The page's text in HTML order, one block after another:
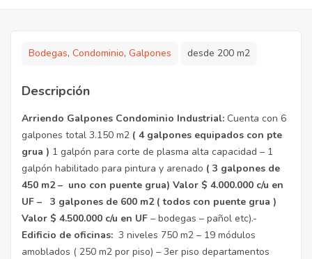
Bodegas, Condominio, Galpones desde 200 m2
Descripción
Arriendo Galpones Condominio Industrial: Cuenta con 6
galpones total 3.150 m2 ( 4 galpones equipados con pte
grua ) 1 galpón para corte de plasma alta capacidad – 1
galpón habilitado para pintura y arenado ( 3 galpones de
450 m2 – uno con puente grua) Valor $ 4.000.000 c/u en
UF – 3 galpones de 600 m2 ( todos con puente grua )
Valor $ 4.500.000 c/u en UF – bodegas – pañol etc).-
Edificio de oficinas: 3 niveles 750 m2 – 19 módulos
amoblados ( 250 m2 por piso) – 3er piso departamentos